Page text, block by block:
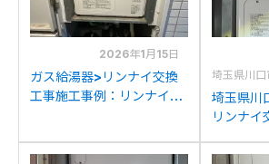
2026年1月15日
ガス給湯器>リンナイ交換
工事施工事例：リンナイ
A2400AU2-3(B)への交換
埼玉県川口
埼玉県川
リンナイ